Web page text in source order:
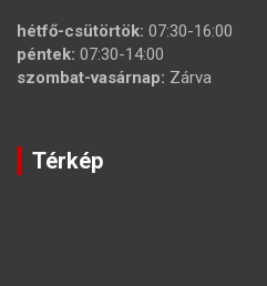
hétfő-csütörtök: 07:30-16:00
péntek: 07:30-14:00
szombat-vasárnap: Zárva
Térkép